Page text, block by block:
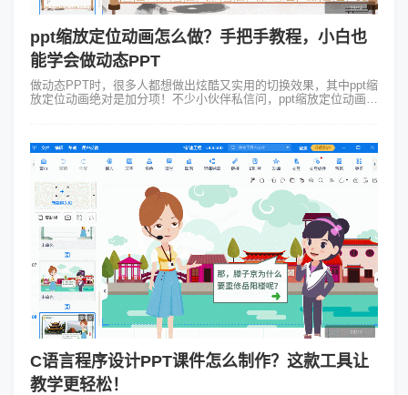
ppt缩放定位动画怎么做？手把手教程，小白也
能学会做动态PPT
做动态PPT时，很多人都想做出炫酷又实用的切换效果，其中ppt缩
放定位动画绝对是加分项！不少小伙伴私信问，ppt缩放定位动画怎
C语言程序设计PPT课件怎么制作？这款工具让
教学更轻松！